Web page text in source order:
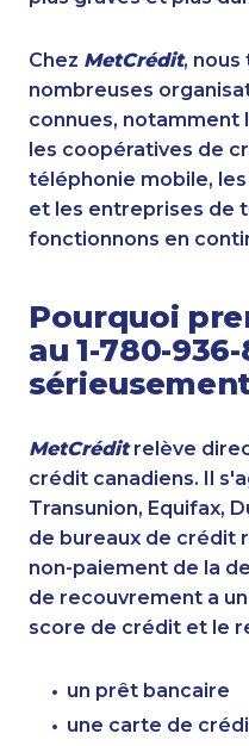
Chez MetCrédit, nous
nombreuses
connues, notamment
les coopératives de
téléphonie mobile,
et les entreprises de
fonctionnons en
Pourquoi
au 1-780-936-
MetCréditrelève
crédit canadiens. Il
Transunion, Equifax,
de bureaux de crédit
non-paiement de la
de recouvrement a
score de crédit et le
un prêt bancaire
une carte de